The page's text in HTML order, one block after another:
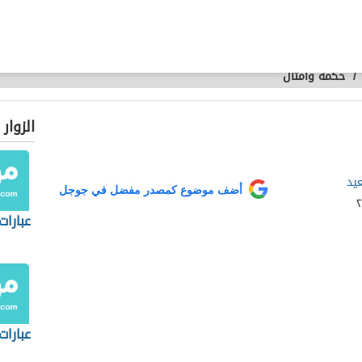
/حكمة وأمثال
أضف موضوع كمصدر مفضل في جوجل